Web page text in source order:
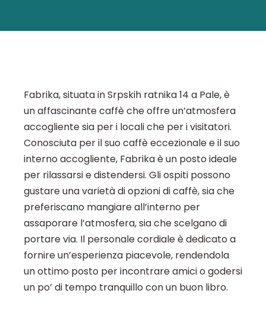
Fabrika, situata in Srpskih ratnika 14 a Pale, è
un affascinante caffè che offre un’atmosfera
accogliente sia per i locali che per i visitatori.
Conosciuta per il suo caffè eccezionale e il suo
interno accogliente, Fabrika è un posto ideale
per rilassarsi e distendersi. Gli ospiti possono
gustare una varietà di opzioni di caffè, sia che
preferiscano mangiare all’interno per
assaporare l’atmosfera, sia che scelgano di
portare via. Il personale cordiale è dedicato a
fornire un’esperienza piacevole, rendendola
un ottimo posto per incontrare amici o godersi
un po’ di tempo tranquillo con un buon libro.